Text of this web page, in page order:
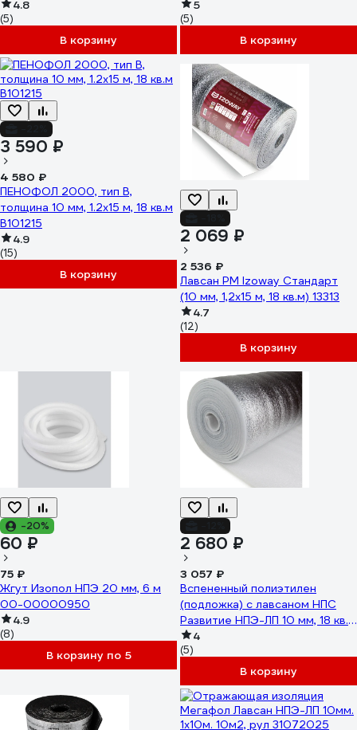
4620018382057
4.8
(5)
В корзину
5
(5)
В корзину
3 590 ₽
4 580 ₽
ПЕНОФОЛ 2000, тип В,
толщина 10 мм, 1.2х15 м, 18 кв.м
В101215
4.9
(15)
В корзину
2 069 ₽
2 536 ₽
Лавсан РМ Izoway Стандарт
(10 мм, 1,2x15 м, 18 кв.м) 13313
4.7
(12)
В корзину
-20%
60 ₽
75 ₽
Жгут Изопол НПЭ 20 мм, 6 м
00-00000950
4.9
(8)
В корзину по 5
2 680 ₽
3 057 ₽
Вспененный полиэтилен
(подложка) с лавсаном НПС
Развитие НПЭ-ЛП 10 мм, 18 кв.
м 4620018381838
4
(5)
В корзину